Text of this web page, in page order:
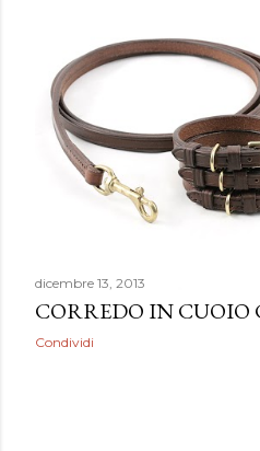
dicembre 13, 2013
CORREDO IN CUOIO
Condividi